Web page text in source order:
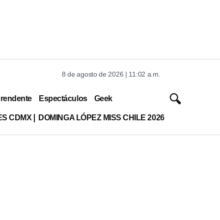
8 de agosto de 2026 | 11:02 a.m.
Espectáculos Geek
CDMX DOMINGA LÓPEZ MISS CHILE 2026